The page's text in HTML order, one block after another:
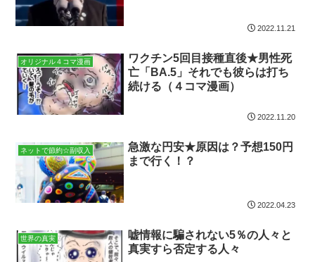
2022.11.21
オリジナル４コマ漫画
ワクチン5回目接種直後★男性死
亡「BA.5」それでも彼らは打ち
続ける（４コマ漫画）
2022.11.20
ネットで節約☆副収入
急激な円安★原因は？予想150円
まで行く！？
2022.04.23
世界の真実
嘘情報に騙されない5％の人々と
真実すら否定する人々